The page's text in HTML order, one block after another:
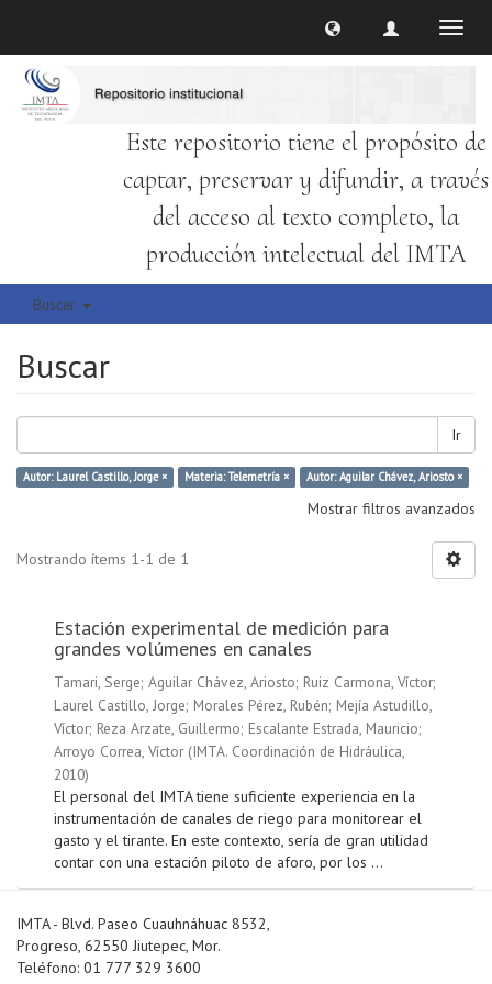
Este repositorio tiene el propósito de
captar, preservar y difundir, a través
del acceso al texto completo, la
producción intelectual del IMTA
Buscar
Buscar
Ir
Autor: Laurel Castillo, Jorge × Materia: Telemetría × Autor: Aguilar Chávez, Ariosto ×
Mostrar filtros avanzados
Mostrando ítems 1-1 de 1
Estación experimental de medición para
grandes volúmenes en canales
Tamari, Serge; Aguilar Chávez, Ariosto; Ruiz Carmona, Víctor;
Laurel Castillo, Jorge; Morales Pérez, Rubén; Mejía Astudillo,
Víctor; Reza Arzate, Guillermo; Escalante Estrada, Mauricio;
Arroyo Correa, Víctor (IMTA. Coordinación de Hidráulica,
2010)
El personal del IMTA tiene suficiente experiencia en la
instrumentación de canales de riego para monitorear el
gasto y el tirante. En este contexto, sería de gran utilidad
contar con una estación piloto de aforo, por los ...
IMTA - Blvd. Paseo Cuauhnáhuac 8532,
Progreso, 62550 Jiutepec, Mor.
Teléfono: 01 777 329 3600